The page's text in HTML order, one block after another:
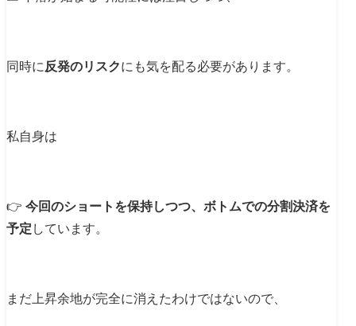
同時に 反発のリスクにも気を配る必要があります。
私自身は
👉 今回のショートを保持しつつ、ボトムでの分割決済を
予定 しています。
まだ上昇余地が完全に消えたわけではないので、